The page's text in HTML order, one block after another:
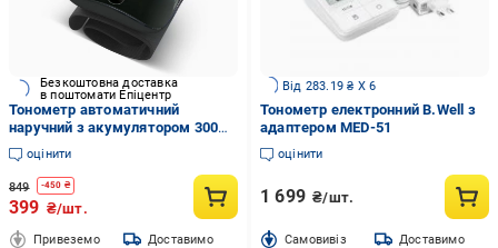
Безкоштовна доставка
в поштомати Епіцентр
Тонометр автоматичний
наручний з акумулятором 300
мАг (1067)
оцінити
849 -450 ₴
399 ₴/шт.
Привеземо Доставимо
Від 283.19 ₴ X 6
Тонометр електронний B.Well з
адаптером MED-51
оцінити
1 699 ₴/шт.
Cамовивіз Доставимо